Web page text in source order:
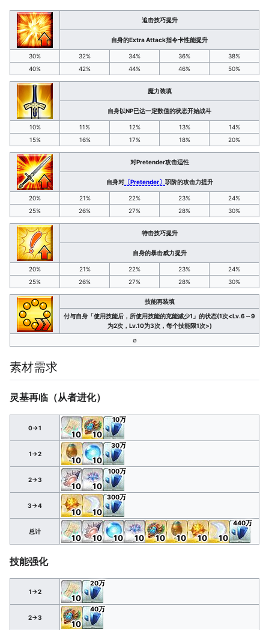
追击技巧提升
自身的Extra Attack指令卡性能提升
30% 32% 34% 36%
38%
40%
42% 44% 46% 50%
魔力装填
自身以NP已达一定数值的状态开始战斗
10% 11% 12% 13%
14%
15%
16% 17% 18% 20%
对Pretender攻击适性
自身对〔Pretender〕 职阶的攻击力提升
20% 21% 22% 23%
24%
25%
26% 27% 28% 30%
特击技巧提升
自身的暴击威力提升
20% 21% 22% 23%
24%
25%
26% 27% 28% 30%
技能再装填
付与自身「使用技能后，所使用技能的充能减少1」的状态(1次<Lv.6～9
为2次，Lv.10为3次，每个技能限1次>)
∅
素材需求
灵基再临（从者进化）
0→1
10 10
10万
1→2
10 10
30万
2→3
10 10
100万
3→4
10 10
300万
总计
10 10 10 10 10 10 10 10
440万
技能强化
1→2
10
20万
2→3
10
40万